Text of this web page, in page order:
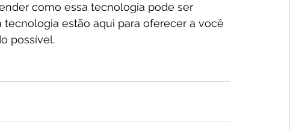
como essa tecnologia pode ser
estão aqui para oferecer a você
possível.